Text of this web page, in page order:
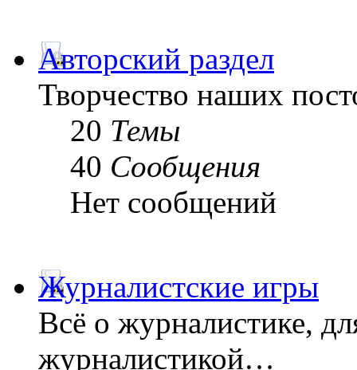
Авторский раздел
Творчество наших
20 Темы
40 Сообщения
Нет сообщений
Журналистские игры
Всё о журналистике,
журналистикой…